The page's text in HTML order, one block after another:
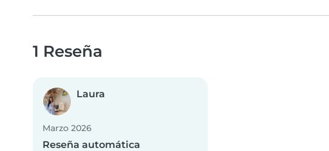
1 Reseña
Laura
Marzo 2026
Reseña automática